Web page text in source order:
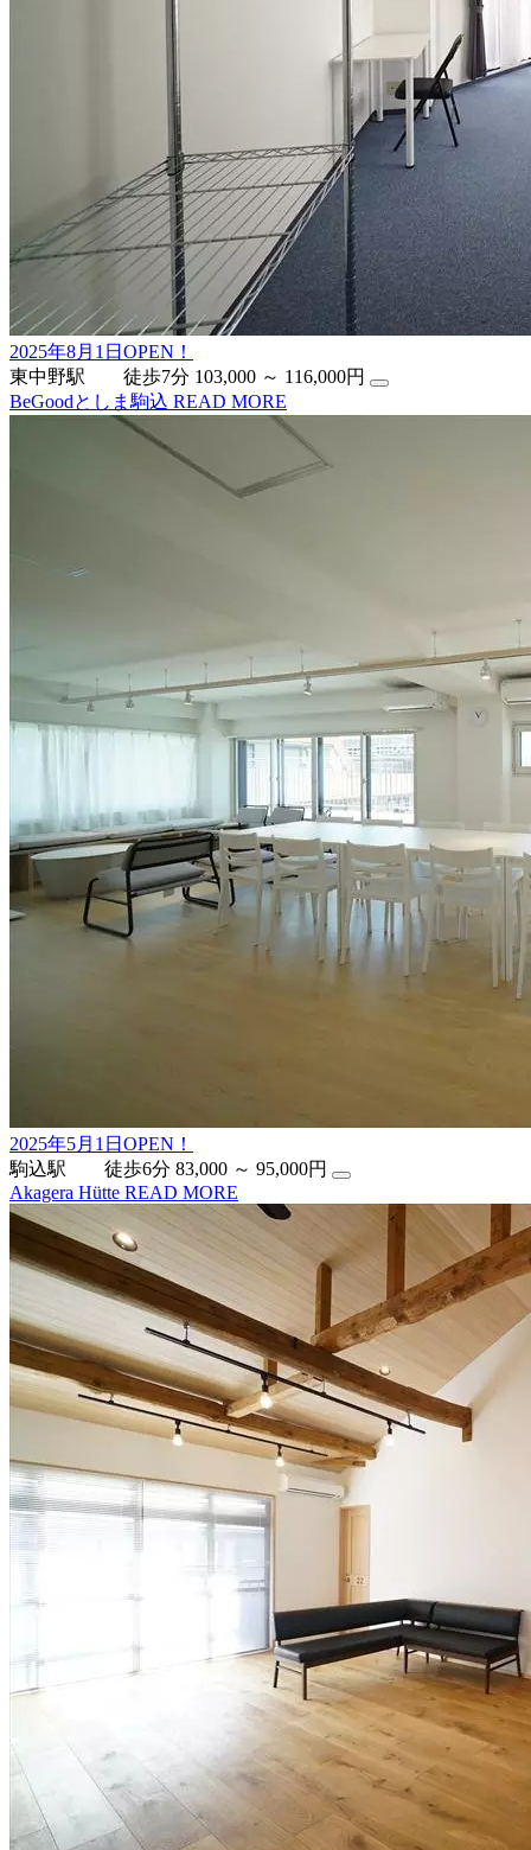
2025年8月1日OPEN！
東中野駅 徒歩7分 103,000 ～ 116,000円
BeGoodとしま駒込 READ MORE
2025年5月1日OPEN！
駒込駅 徒歩6分 83,000 ～ 95,000円
Akagera Hütte READ MORE